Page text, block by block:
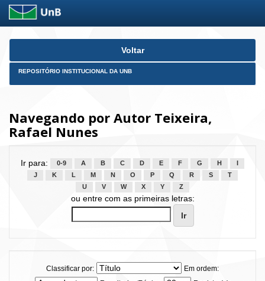
Skip
Voltar
REPOSITÓRIO INSTITUCIONAL DA UNB
Navegando por Autor Teixeira,
Rafael Nunes
Ir para: 0-9 A B C D E F G H
J
K L M N O P Q R S
T
U
V W X Y Z
ou entre com as primeiras letras:
Classificar por:
Em ordem: